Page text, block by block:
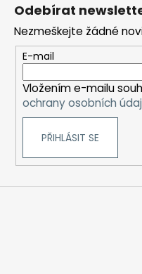
Odebírat
Nezmeškejte žádné
E-mail
Vložením e-mailu
ochrany osobních
PŘIHLÁSIT SE